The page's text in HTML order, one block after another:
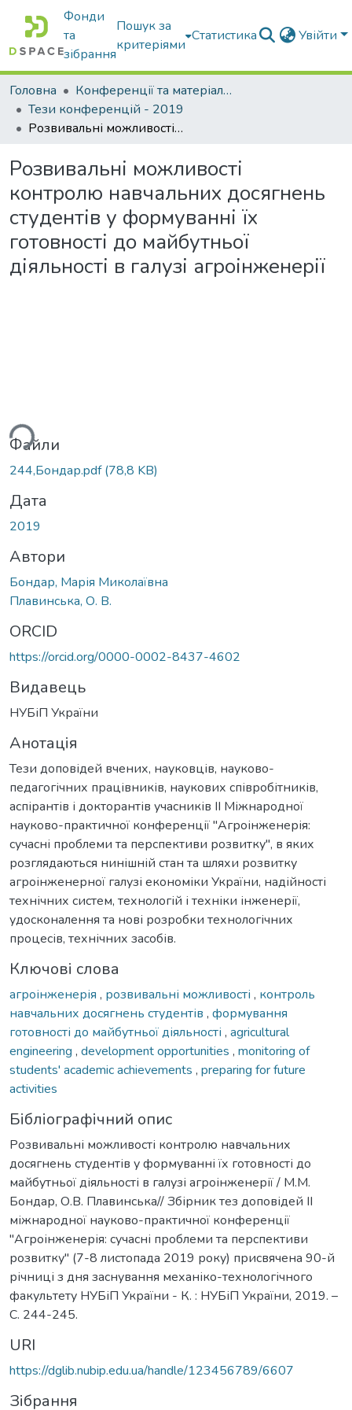
Фонди
та
зібрання
Пошук за
критеріями
Статистика Увійти
Головна
Конференції та матеріали конференцій
Тези конференцій - 2019
Розвивальні можливості контролю навчальних досягнень студентів у формуванні їх готовності до майбутньої діяльності в галузі агроінженерії
Розвивальні можливості
контролю навчальних досягнень
студентів у формуванні їх
готовності до майбутньої
діяльності в галузі агроінженерії
Файли
244,Бондар.pdf(78,8 KB)
Дата
2019
Автори
Бондар, Марія Миколаївна
Плавинська, О. В.
ORCID
https://orcid.org/0000-0002-8437-4602
Видавець
НУБіП України
Анотація
Тези доповідей вчених, науковців, науково-
педагогічних працівників, наукових співробітників,
аспірантів і докторантів учасників ІІ Міжнародної
науково-практичної конференції "Агроінженерія:
сучасні проблеми та перспективи розвитку", в яких
розглядаються нинішній стан та шляхи розвитку
агроінженерної галузі економіки України, надійності
технічних систем, технологій і техніки інженерії,
удосконалення та нові розробки технологічних
процесів, технічних засобів.
Ключові слова
агроінженерія , розвивальні можливості , контроль
навчальних досягнень студентів , формування
готовності до майбутньої діяльності , agricultural
engineering , development opportunities , monitoring of
students' academic achievements , preparing for future
activities
Бібліографічний опис
Розвивальні можливості контролю навчальних
досягнень студентів у формуванні їх готовності до
майбутньої діяльності в галузі агроінженерії / М.М.
Бондар, О.В. Плавинська// Збірник тез доповідей ІІ
міжнародної науково-практичної конференції
"Агроінженерія: сучасні проблеми та перспективи
розвитку" (7-8 листопада 2019 року) присвячена 90-й
річниці з дня заснування механіко-технологічного
факультету НУБіП України - К. : НУБіП України, 2019. –
С. 244-245.
URI
https://dglib.nubip.edu.ua/handle/123456789/6607
Зібрання